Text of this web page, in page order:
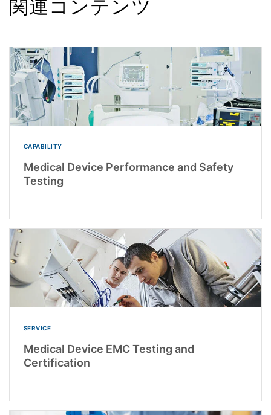
関連コンテンツ
CAPABILITY
Medical Device Performance and Safety
Testing
SERVICE
Medical Device EMC Testing and
Certification